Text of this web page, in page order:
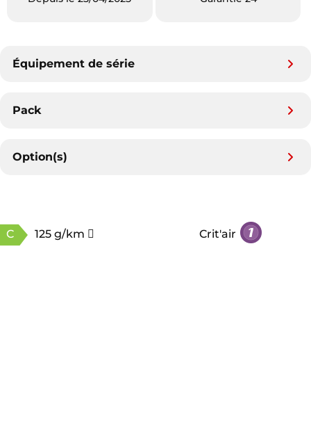
Équipement de série
Pack
Option(s)
C 125 g/km Crit'air